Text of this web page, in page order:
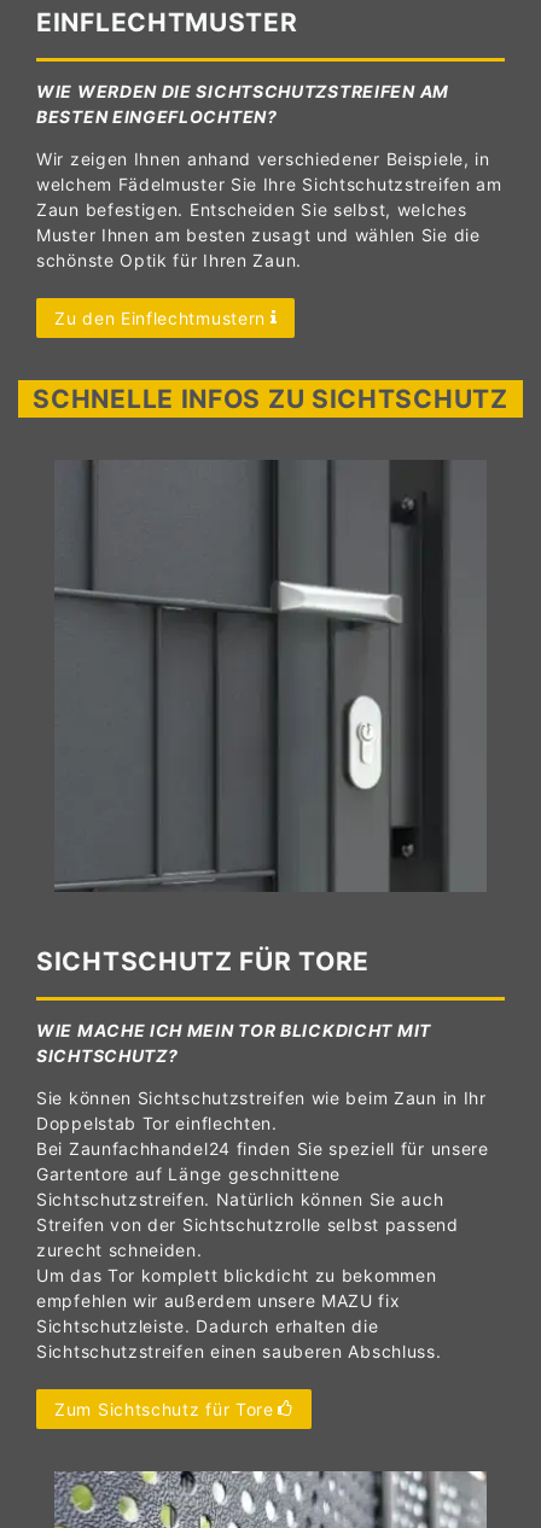
EINFLECHTMUSTER
WIE WERDEN DIE SICHTSCHUTZSTREIFEN AM
BESTEN EINGEFLOCHTEN?
Wir zeigen Ihnen anhand verschiedener Beispiele, in
welchem Fädelmuster Sie Ihre Sichtschutzstreifen am
Zaun befestigen. Entscheiden Sie selbst, welches
Muster Ihnen am besten zusagt und wählen Sie die
schönste Optik für Ihren Zaun.
Zu den Einflechtmustern
SCHNELLE INFOS ZU SICHTSCHUTZ
SICHTSCHUTZ FÜR TORE
WIE MACHE ICH MEIN TOR BLICKDICHT MIT
SICHTSCHUTZ?
Sie können Sichtschutzstreifen wie beim Zaun in Ihr
Doppelstab Tor einflechten.
Bei Zaunfachhandel24 finden Sie speziell für unsere
Gartentore auf Länge geschnittene
Sichtschutzstreifen. Natürlich können Sie auch
Streifen von der Sichtschutzrolle selbst passend
zurecht schneiden.
Um das Tor komplett blickdicht zu bekommen
empfehlen wir außerdem unsere MAZU fix
Sichtschutzleiste. Dadurch erhalten die
Sichtschutzstreifen einen sauberen Abschluss.
Zum Sichtschutz für Tore